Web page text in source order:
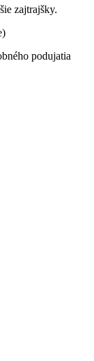
zajtrajšky.
podujatia